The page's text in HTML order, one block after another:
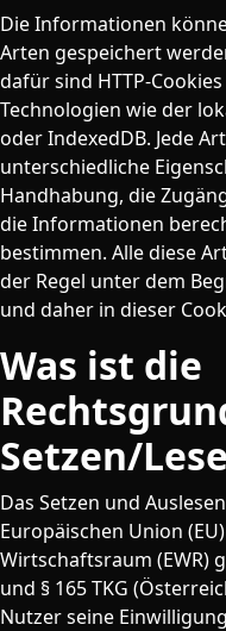
Die Informationen
Arten gespeichert
dafür sind HTTP-
Technologien wie der
oder IndexedDB. Jede
unterschiedliche
Handhabung, die
die Informationen
bestimmen. Alle diese
der Regel unter dem
und daher in dieser
Was ist die
Setzen/
Das Setzen und
Europäischen Union
Wirtschaftsraum (EWR)
und § 165 TKG
Nutzer seine